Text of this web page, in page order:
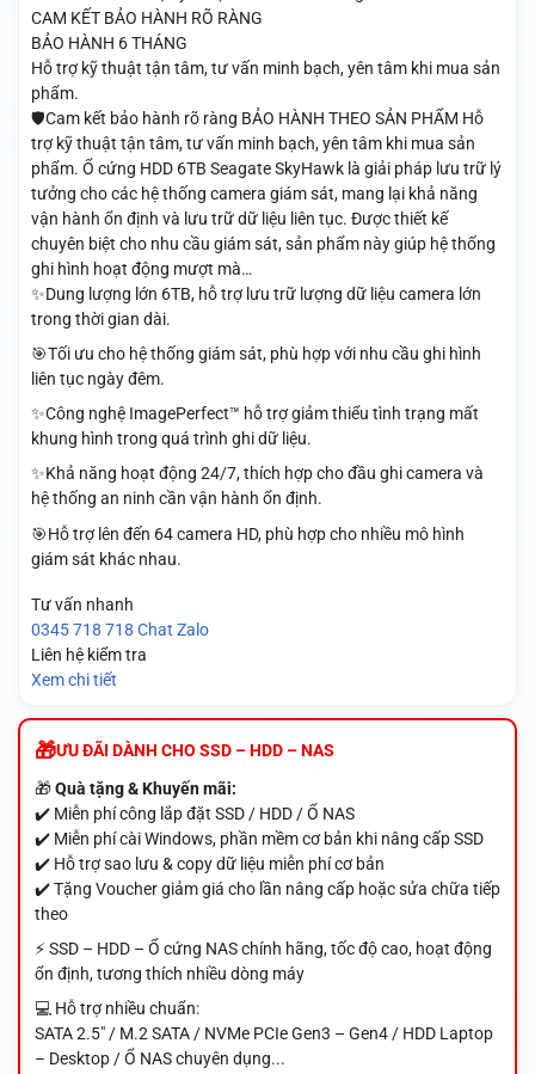
CAM KẾT BẢO HÀNH RÕ RÀNG
BẢO HÀNH 6 THÁNG
Hỗ trợ kỹ thuật tận tâm, tư vấn minh bạch, yên tâm khi mua sản
phẩm.
🛡️Cam kết bảo hành rõ ràng BẢO HÀNH THEO SẢN PHẨM Hỗ
trợ kỹ thuật tận tâm, tư vấn minh bạch, yên tâm khi mua sản
phẩm. Ổ cứng HDD 6TB Seagate SkyHawk là giải pháp lưu trữ lý
tưởng cho các hệ thống camera giám sát, mang lại khả năng
vận hành ổn định và lưu trữ dữ liệu liên tục. Được thiết kế
chuyên biệt cho nhu cầu giám sát, sản phẩm này giúp hệ thống
ghi hình hoạt động mượt mà…
✨Dung lượng lớn 6TB, hỗ trợ lưu trữ lượng dữ liệu camera lớn
trong thời gian dài.
🎯Tối ưu cho hệ thống giám sát, phù hợp với nhu cầu ghi hình
liên tục ngày đêm.
✨Công nghệ ImagePerfect™ hỗ trợ giảm thiểu tình trạng mất
khung hình trong quá trình ghi dữ liệu.
✨Khả năng hoạt động 24/7, thích hợp cho đầu ghi camera và
hệ thống an ninh cần vận hành ổn định.
🎯Hỗ trợ lên đến 64 camera HD, phù hợp cho nhiều mô hình
giám sát khác nhau.
Tư vấn nhanh
0345 718 718 Chat Zalo
Liên hệ kiểm tra
Xem chi tiết
ƯU ĐÃI DÀNH CHO SSD – HDD – NAS
🎁Quà tặng & Khuyến mãi:
✔️ Miễn phí công lắp đặt SSD / HDD / Ổ NAS
✔️ Miễn phí cài Windows, phần mềm cơ bản khi nâng cấp SSD
✔️ Hỗ trợ sao lưu & copy dữ liệu miễn phí cơ bản
✔️ Tặng Voucher giảm giá cho lần nâng cấp hoặc sửa chữa tiếp
theo
⚡ SSD – HDD – Ổ cứng NAS chính hãng, tốc độ cao, hoạt động
ổn định, tương thích nhiều dòng máy
💻 Hỗ trợ nhiều chuẩn:
SATA 2.5" / M.2 SATA / NVMe PCIe Gen3 – Gen4 / HDD Laptop
– Desktop / Ổ NAS chuyên dụng...